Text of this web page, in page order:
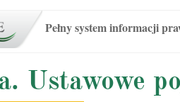
Pełny system informacji
Ustawowe